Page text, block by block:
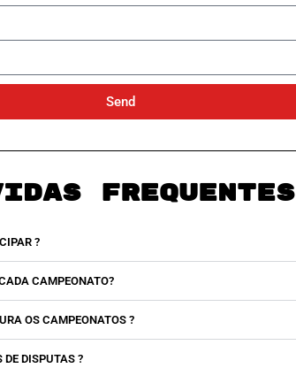
Send
FREQUENTES
?
CAMPEONATO?
OS CAMPEONATOS ?
DISPUTAS ?